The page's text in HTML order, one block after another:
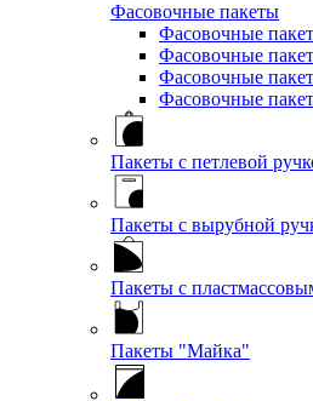
Фасовочные пакеты
Фасовочные
Фасовочные
Фасовочные
Фасовочные
Пакеты с петлевой
Пакеты с вырубной
Пакеты с
Пакеты "Майка"